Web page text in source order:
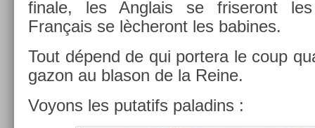
fin­ale, les An­glais se friseront
Français se lècheront les babines.
Tout dépend de qui por­tera le coup
gazon au blason de la Reine.
Voyons les putatifs paladins :